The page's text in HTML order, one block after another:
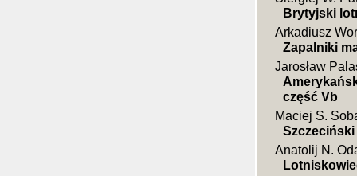
Brytyjski
Arkadiusz
Zapalniki
Jarosław
część Vb
Maciej S.
Anatolij N.